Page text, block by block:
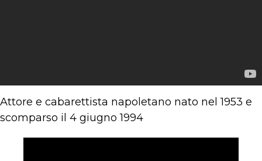
Attore e cabarettista napoletano nato nel 1953 e
scomparso il 4 giugno 1994